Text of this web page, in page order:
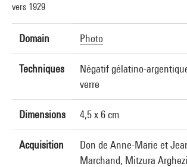
vers 1929
Domain Photo
Techniques
Négatif gélatino-
verre
Dimensions 4,5 x 6 cm
Acquisition
Don de Anne-Marie et
Marchand, Mitzura